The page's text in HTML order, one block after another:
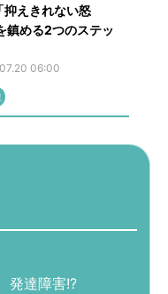
抑えきれない怒
鎮める2つのステッ
06:00
発達障害!?